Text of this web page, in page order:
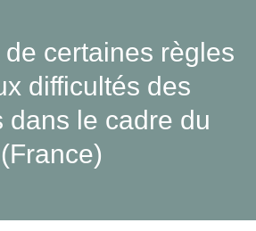
certaines règles
difficultés des
dans le cadre du